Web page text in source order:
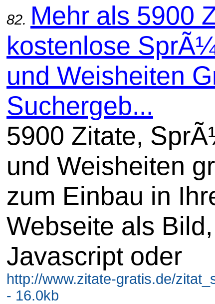
82. Mehr als 5900
kostenlose
und Weisheiten
Suchergeb...
5900 Zitate,
und Weisheiten
zum Einbau in
Webseite als Bild,
Javascript oder
http://www.zitate-gratis.de/
- 16.0kb